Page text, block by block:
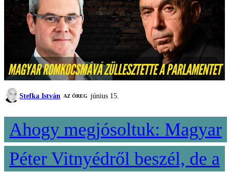
Stefka István AZ ÖREG június 15.
Ahogy megjósoltuk: Magyar
Péter Vitnyédről beszél, de a